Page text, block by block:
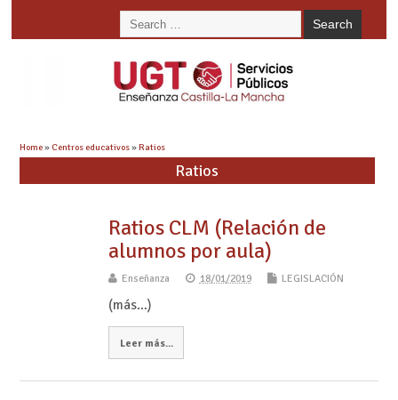
Home» Centros educativos»Ratios
Ratios
Ratios CLM (Relación de
alumnos por aula)
Enseñanza 18/01/2019 LEGISLACIÓN
(más…)
Leer más...